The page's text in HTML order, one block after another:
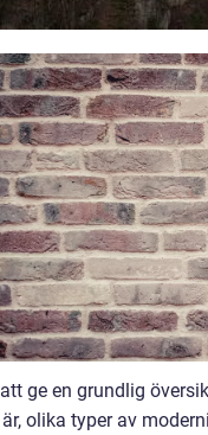
ge en grundlig
olika typer av